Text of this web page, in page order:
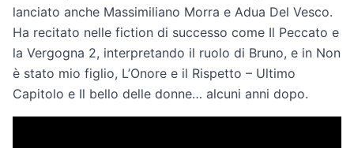
lanciato anche Massimiliano Morra e Adua Del Vesco.
Ha recitato nelle fiction di successo come Il Peccato e
la Vergogna 2, interpretando il ruolo di Bruno, e in Non
è stato mio figlio, L’Onore e il Rispetto – Ultimo
Capitolo e Il bello delle donne… alcuni anni dopo.